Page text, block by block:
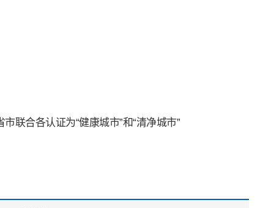
联合各认证为“健康城市”和“清净城市”